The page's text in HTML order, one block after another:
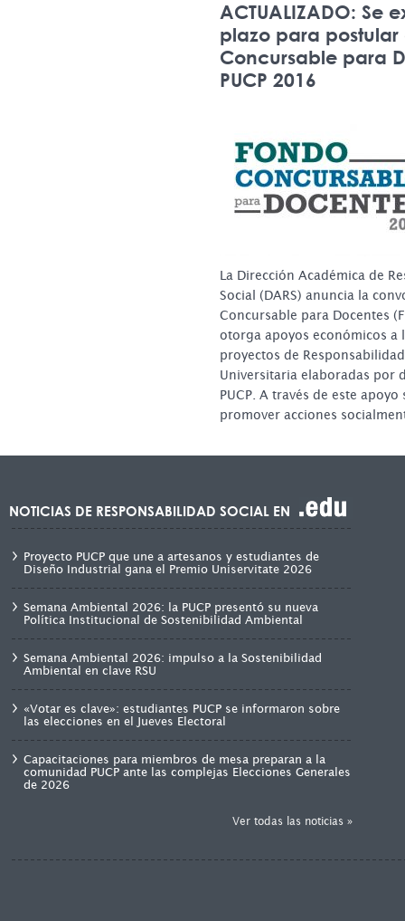
ACTUALIZADO: Se
plazo para postular
Concursable para
PUCP 2016
La Dirección Académica de
Social (DARS) anuncia la
Concursable para Docentes
otorga apoyos económicos a
proyectos de
Universitaria elaboradas por
PUCP. A través de este apoyo
promover acciones
NOTICIAS DE RESPONSABILIDAD SOCIAL EN
Proyecto PUCP que une a artesanos y estudiantes de
Diseño Industrial gana el Premio Uniservitate 2026
Semana Ambiental 2026: la PUCP presentó su nueva
Política Institucional de Sostenibilidad Ambiental
Semana Ambiental 2026: impulso a la Sostenibilidad
Ambiental en clave RSU
«Votar es clave»: estudiantes PUCP se informaron sobre
las elecciones en el Jueves Electoral
Capacitaciones para miembros de mesa preparan a la
comunidad PUCP ante las complejas Elecciones Generales
de 2026
Ver todas las noticias »